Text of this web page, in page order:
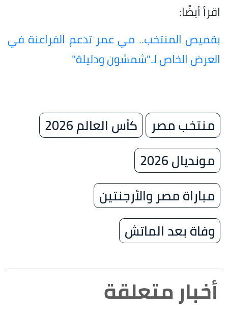
اقرأ أيضًا:
بقميص المنتخب.. مي عمر تدعم الفراعنة في
العرض الخاص لـ"شمشون ودليلة"
منتخب مصر
كأس العالم 2026
مونديال 2026
مباراة مصر والأرجنتين
وفاة بعد الماتش
أخبار متعلقة